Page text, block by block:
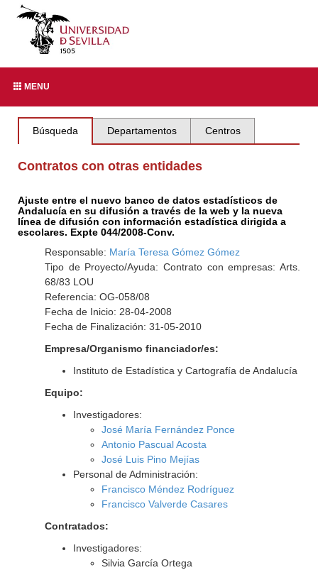
MENU
Búsqueda Departamentos Centros
Contratos con otras entidades
Ajuste entre el nuevo banco de datos estadísticos de
Andalucía en su difusión a través de la web y la nueva
línea de difusión con información estadística dirigida a
escolares. Expte 044/2008-Conv.
Responsable: María Teresa Gómez Gómez
Tipo de Proyecto/Ayuda: Contrato con empresas: Arts.
68/83 LOU
Referencia: OG-058/08
Fecha de Inicio: 28-04-2008
Fecha de Finalización: 31-05-2010
Empresa/Organismo financiador/es:
Instituto de Estadística y Cartografía de Andalucía
Equipo:
Investigadores:
José María Fernández Ponce
Antonio Pascual Acosta
José Luis Pino Mejías
Personal de Administración:
Francisco Méndez Rodríguez
Francisco Valverde Casares
Contratados:
Investigadores:
Silvia García Ortega